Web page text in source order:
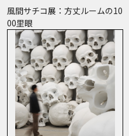
風間サチコ展：方丈ルームの10
00里眼